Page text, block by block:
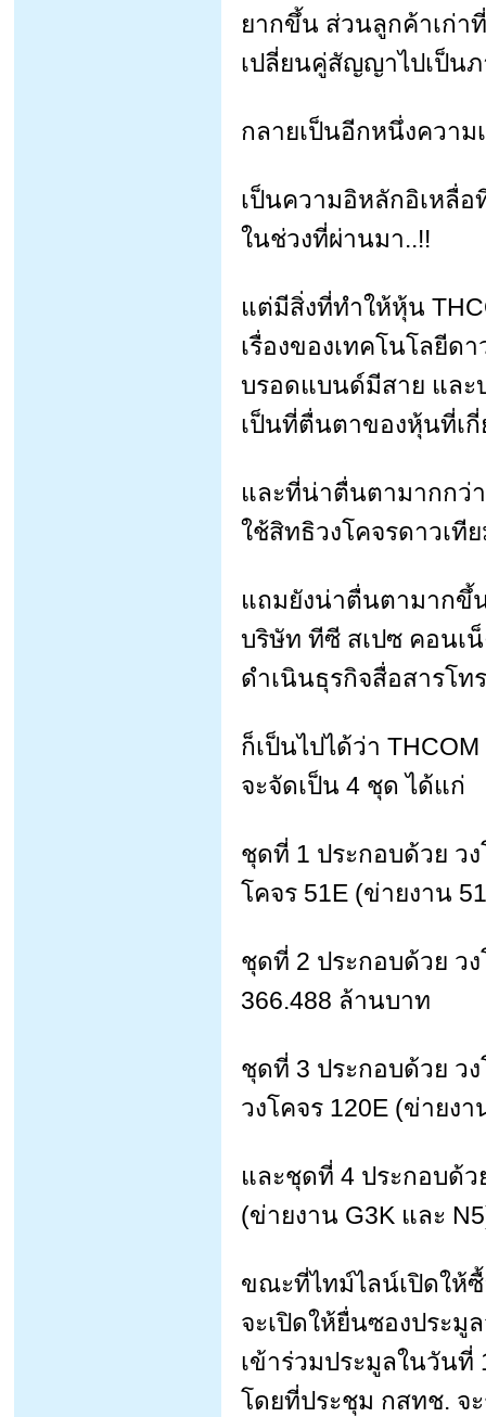
ยากขึ้น ส่วนลูกค้าเก่
เปลี่ยนคู่สัญญาไปเป็น
กลายเป็นอีกหนึ่งควา
เป็นความอิหลักอิเหลื่
ในช่วงที่ผ่านมา..!!
แต่มีสิ่งที่ทำให้หุ้น
เรื่องของเทคโนโลยีด
บรอดแบนด์มีสาย และ
เป็นที่ตื่นตาของหุ้นที่เ
และที่น่าตื่นตามากกว่
ใช้สิทธิวงโคจรดาวเที
แถมยังน่าตื่นตามากขึ้
บริษัท ทีซี สเปซ คอนเ
ดำเนินธุรกิจสื่อสารโ
ก็เป็นไปได้ว่า
จะจัดเป็น 4 ชุด ได้แก่
ชุดที่ 1 ประกอบด้วย ว
โคจร 51E (ข่ายงาน
ชุดที่ 2 ประกอบด้วย ว
366.488 ล้านบาท
ชุดที่ 3 ประกอบด้วย ว
วงโคจร 120E (ข่ายง
และชุดที่ 4 ประกอบด้ว
(ข่ายงาน G3K และ
ขณะที่ไทม์ไลน์เปิดให้
จะเปิดให้ยื่นซองประมู
เข้าร่วมประมูลในวันที่
โดยที่ประชุม กสทช. จ